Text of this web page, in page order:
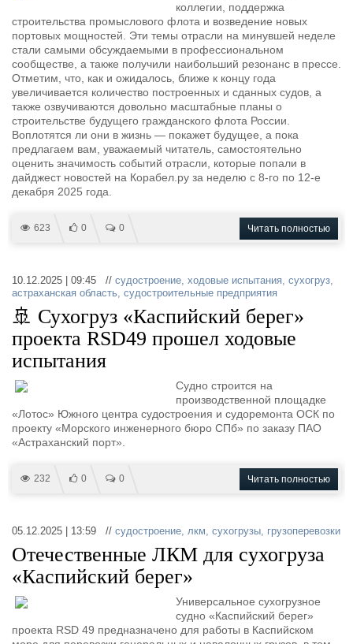
коллегии, поддержка
строительства промыслового флота и возведение новых
портовых мощностей. Эти темы отрасли на минувшей неделе
стали самыми обсуждаемыми в профессиональном
сообществе, а также получили наибольший резонанс в прессе.
Отметим, что, как и ожидалось, ближе к концу года
увеличивается количество построенных и сданных судов, а
также озвучиваются довольно масштабные планы о
строительстве будущего гражданского флота России.
Воплотятся ли они в жизнь — покажет будущее, а пока
предлагаем вам, уважаемый читатель, самостоятельно
оценить значимость событий отрасли, которые попали в
дайджест новостей на Корабел.ру за неделю с 8-го по 12-е
декабря 2025 года.
623 0 0 Читать полностью
10.12.2025 | 09:45 // судостроение, ходовые испытания, сухогруз,
астраханская область, судостроительные предприятия
🚢 Сухогруз «Каспийский берег»
проекта RSD49 прошел ходовые
испытания
Судно строится на
производственной площадке
«Лотос» Южного центра судостроения и судоремонта ОСК по
проекту «Морского инженерного бюро СПб» по заказу ПАО
«Астраханский порт».
232 0 0 Читать полностью
05.12.2025 | 13:59 // судостроение, лкм, сухогрузы, грузоперевозки
Отечественные ЛКМ для сухогруза
«Каспийский берег»
Универсальное сухогрузное
судно «Каспийский берег»
проекта RSD 49 предназначено для работы в Каспийском